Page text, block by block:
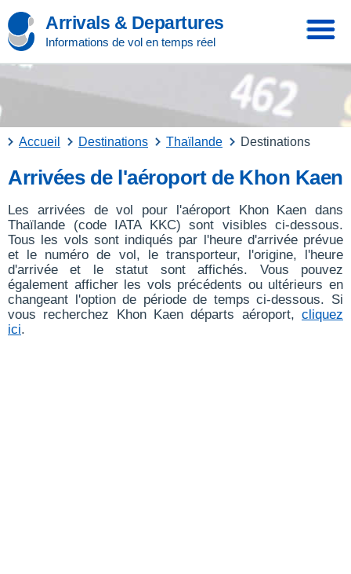
Arrivals & Departures
Informations de vol en temps réel
Accueil Destinations Thaïlande Destinations
Arrivées de l'aéroport de Khon Kaen
Les arrivées de vol pour l'aéroport Khon Kaen dans
Thaïlande (code IATA KKC) sont visibles ci-dessous.
Tous les vols sont indiqués par l'heure d'arrivée prévue
et le numéro de vol, le transporteur, l'origine, l'heure
d'arrivée et le statut sont affichés. Vous pouvez
également afficher les vols précédents ou ultérieurs en
changeant l'option de période de temps ci-dessous. Si
vous recherchez Khon Kaen départs aéroport, cliquez
ici.